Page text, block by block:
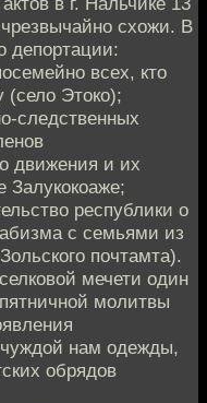
схожи. В
депортации:
всех, кто
(село Этоко);
следственных
движения и их
республики о
с семьями из
почтамта).
мечети один
молитвы
чуждой нам одежды,
обрядов